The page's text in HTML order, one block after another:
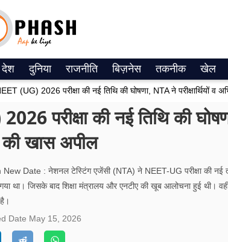
देश दुनिया राजनीति बिज़नेस तकनीक खेल
परीक्षा की नई तिथि की
खास अपील
Date : नेशनल टेस्टिंग एजेंसी (NTA) ने NEET-UG परीक्षा की नई
गया था। जिसके बाद शिक्षा मंत्रालय और एनटीए की खूब आलोचना हुई थी।
Date May 15, 2026